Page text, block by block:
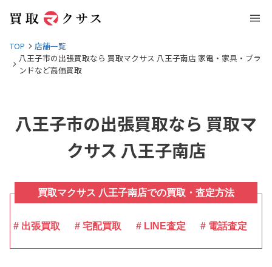
TOP
店舗一覧
八王子市の出張買取なら 買取マクサス 八王子南店 家電・家具・ブラ
ンドなど高価買取
八王子市の出張買取なら 買取マ
クサス 八王子南店
買取マクサス 八王子南店での買取・査定方法
# 出張買取 # 宅配買取 # LINE査定 # 電話査定